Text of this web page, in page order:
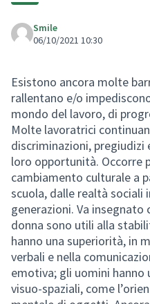
Smile
06/10/2021 10:30
Esistono ancora molte
rallentano e/o
mondo del lavoro, di
Molte lavoratrici
discriminazioni, pregiudizi
loro opportunità. Occorre
cambiamento culturale a
scuola, dalle realtà sociali
generazioni. Va
donna sono utili alla
hanno una superiorità, in
verbali e nella
emotiva; gli uomini
visuo-spaziali, come